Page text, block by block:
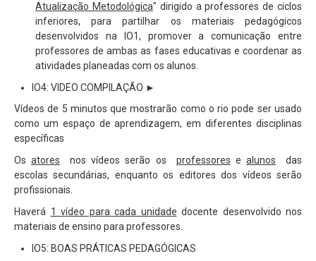
Atualização Metodológica" dirigido a professores de ciclos
inferiores, para partilhar os materiais pedagógicos
desenvolvidos na IO1, promover a comunicação entre
professores de ambas as fases educativas e coordenar as
atividades planeadas com os alunos.
IO4: VIDEO COMPILAÇÃO ►
Vídeos de 5 minutos que mostrarão como o rio pode ser usado
como um espaço de aprendizagem, em diferentes disciplinas
específicas
Osatores nos vídeos serão os professores e alunos das
escolas secundárias, enquanto os editores dos vídeos serão
profissionais.
Haverá 1 vídeo para cada unidade docente desenvolvido nos
materiais de ensino para professores.
IO5: BOAS PRÁTICAS PEDAGÓGICAS